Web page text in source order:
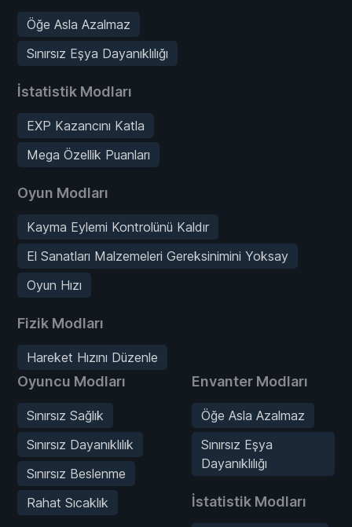
Öğe Asla Azalmaz
Sınırsız Eşya Dayanıklılığı
İstatistik Modları
EXP Kazancını Katla
Mega Özellik Puanları
Oyun Modları
Kayma Eylemi Kontrolünü Kaldır
El Sanatları Malzemeleri Gereksinimini Yoksay
Oyun Hızı
Fizik Modları
Hareket Hızını Düzenle
Oyuncu Modları
Sınırsız Sağlık
Sınırsız Dayanıklılık
Sınırsız Beslenme
Rahat Sıcaklık
Envanter Modları
Öğe Asla Azalmaz
Sınırsız Eşya
Dayanıklılığı
İstatistik Modları